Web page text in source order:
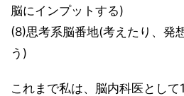
脳にインプットする)
(8)思考系脳番地(考えたり、発
う)
これまで私は、脳内科医とし